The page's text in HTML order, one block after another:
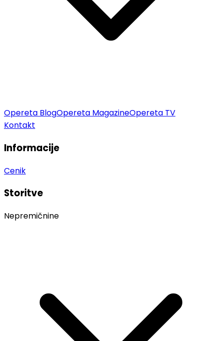
Opereta BlogOpereta MagazineOpereta TV
Kontakt
Informacije
Cenik
Storitve
Nepremičnine